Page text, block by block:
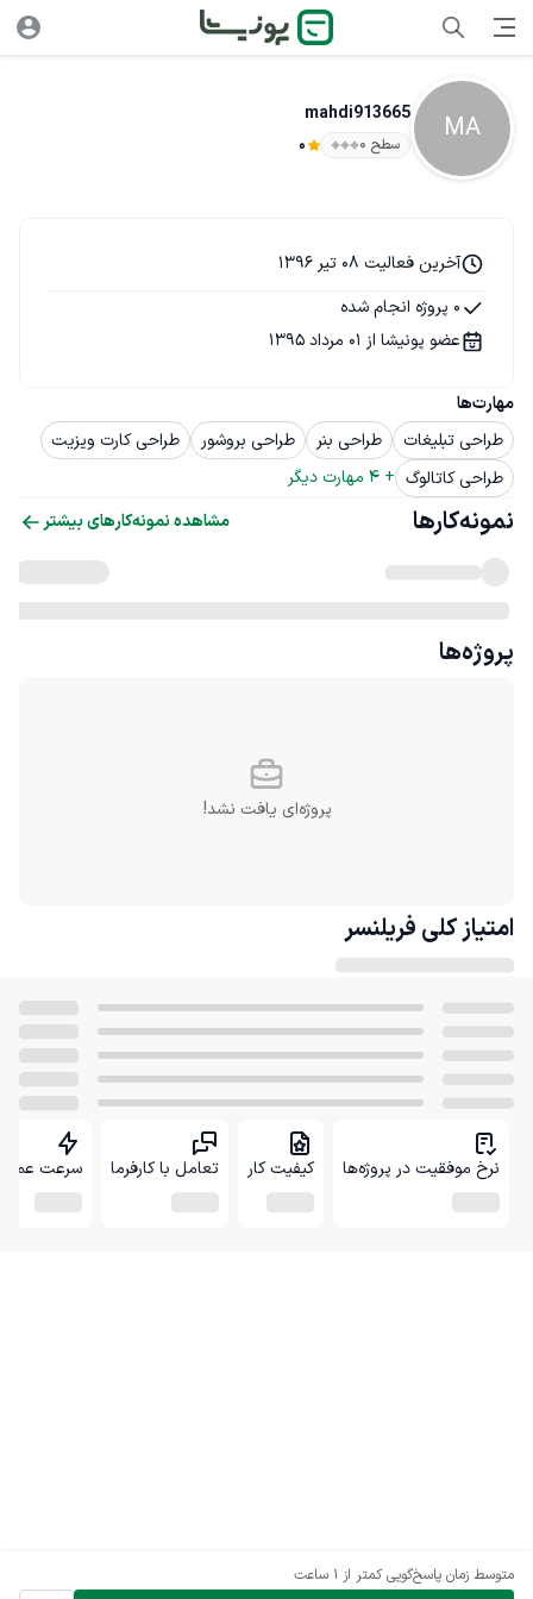
MA
mahdi913665
سطح ۰ 0
متوسط زمان پاسخ‌گویی کمتر از 1 ساعت
مهارت‌ها
طراحی تبلیغات
طراحی بنر طراحی بروشور
طراحی کارت ویزیت
طراحی کاتالوگ +
4 مهارت دیگر
آخرین فعالیت 08 تیر 1396
0 پروژه انجام شده
عضو پونیشا از 01 مرداد 1395
نمونه‌کارها مشاهده نمونه‌کارهای بیشتر
پروژه‌ها
پروژه‌ای یافت نشد!
امتیاز کلی فریلنسر
نرخ موفقیت در پروژه‌ها کیفیت کار تعامل با کارفرما سرعت عمل